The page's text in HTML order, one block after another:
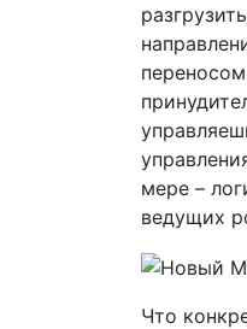
мере –
ведущих
Что